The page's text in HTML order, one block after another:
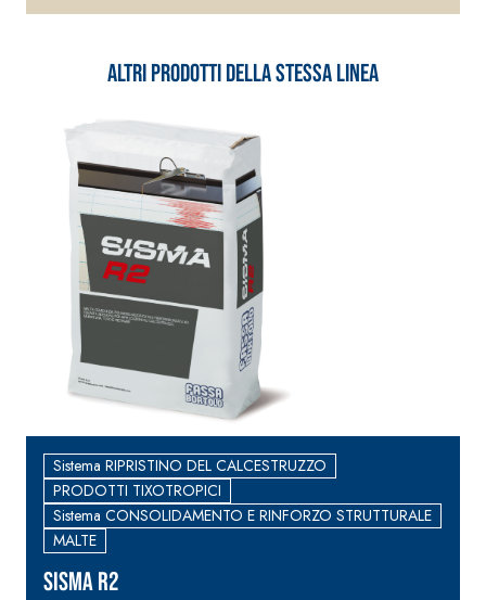
Altri prodotti della stessa linea
Sistema RIPRISTINO DEL CALCESTRUZZO
PRODOTTI TIXOTROPICI
Sistema CONSOLIDAMENTO E RINFORZO STRUTTURALE
MALTE
SISMA R2